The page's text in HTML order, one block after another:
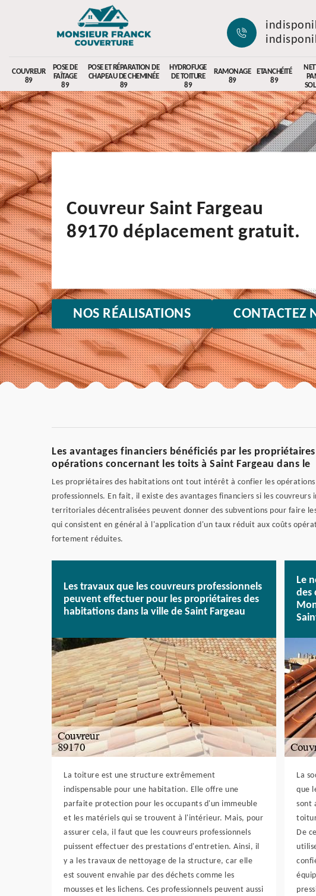
COUVREUR
89
POSE DE
FAÎTAGE
89
POSE ET RÉPARATION DE
CHAPEAU DE CHEMINÉE
89
HYDROFUGE
DE TOITURE
89
RAMONAGE
89
ETANCHÉITÉ
89
Couvreur Saint Fargeau
89170 déplacement gratuit.
NOS RÉALISATIONS CONTACTEZ
Les avantages financiers bénéficiés par les
opérations concernant les toits à Saint Fargeau dans le
Les propriétaires des habitations ont tout intérêt à confier les
professionnels. En fait, il existe des avantages financiers si les
territoriales décentralisées peuvent donner des subventions pour faire
qui consistent en général à l'application d'un taux réduit aux coûts
fortement réduites.
Les travaux que les couvreurs professionnels
peuvent effectuer pour les propriétaires des
habitations dans la ville de Saint Fargeau
La toiture est une structure extrêmement
indispensable pour une habitation. Elle offre une
parfaite protection pour les occupants d'un immeuble
et les matériels qui se trouvent à l'intérieur. Mais, pour
assurer cela, il faut que les couvreurs professionnels
puissent effectuer des prestations d'entretien. Ainsi, il
y a les travaux de nettoyage de la structure, car elle
est souvent envahie par des déchets comme les
mousses et les lichens. Ces professionnels peuvent aussi
Le
des
La
que
sont
De